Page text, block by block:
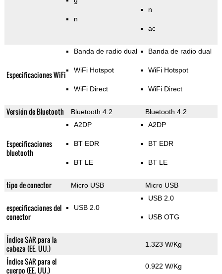
n
n
ac
Especificaciones WiFi
Banda de radio dual
WiFi Hotspot
WiFi Direct
Banda de radio dual
WiFi Hotspot
WiFi Direct
Versión de Bluetooth Bluetooth 4.2 Bluetooth 4.2
Especificaciones
bluetooth
A2DP
BT EDR
BT LE
A2DP
BT EDR
BT LE
tipo de conector Micro USB Micro USB
especificaciones del
conector
USB 2.0
USB 2.0
USB OTG
Índice SAR para la
cabeza (EE. UU.)
1.323 W/Kg
Índice SAR para el
cuerpo (EE. UU.)
0.922 W/Kg